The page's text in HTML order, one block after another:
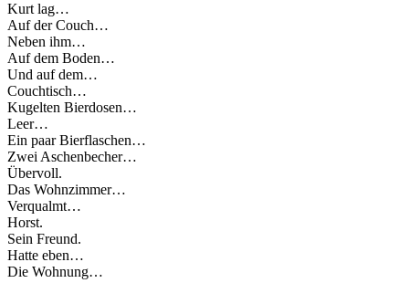
Kurt lag…
Auf der Couch…
Neben ihm…
Auf dem Boden…
Und auf dem…
Couchtisch…
Kugelten Bierdosen…
Leer…
Ein paar Bierflaschen…
Zwei Aschenbecher…
Übervoll.
Das Wohnzimmer…
Verqualmt…
Horst.
Sein Freund.
Hatte eben…
Die Wohnung…